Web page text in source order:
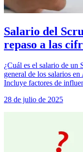
Salario del
repaso a las
¿Cuál es el salario de un
general de los salarios
Incluye factores de
28 de julio de 2025